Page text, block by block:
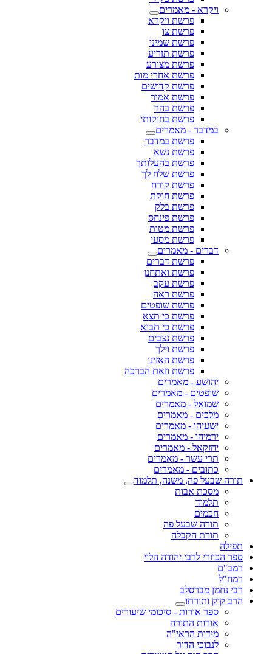
ויקרא - מאמרים
פרשת ויקרא
פרשת צו
פרשת שמיני
פרשת תזריע
פרשת מצורע
פרשת אחרי מות
פרשת קדושים
פרשת אמור
פרשת בהר
פרשת בחוקותי
במדבר - מאמרים
פרשת במדבר
פרשת נשא
פרשת בהעלותך
פרשת שלח לך
פרשת קורח
פרשת חוקת
פרשת בלק
פרשת פינחס
פרשת מטות
פרשת מסעי
דברים - מאמרים
פרשת דברים
פרשת ואתחנן
פרשת עקב
פרשת ראה
פרשת שופטים
פרשת כי תצא
פרשת כי תבוא
פרשת נצבים
פרשת וילך
פרשת האזינו
פרשת וזאת הברכה
יהושע - מאמרים
שופטים - מאמרים
שמואל - מאמרים
מלכים - מאמרים
ישעיהו - מאמרים
ירמיהו - מאמרים
יחזקאל - מאמרים
תרי עשר - מאמרים
כתובים - מאמרים
תורה שבעל פה, משנה, תלמוד
מסכת אבות
תלמוד
חכמים
תורה שבעל פה
תורת הקבלה
תפילה
ספר הכוזרי לרבי יהודה הלוי
רמב"ם
רמח"ל
רבי נחמן מברסלב
הרב קוק ותורתו
ספר אורות - סיכומי שיעורים
אורות התורה
מידות הראי"ה
לנבוכי הדור